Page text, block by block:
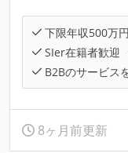
下限年収500万
SIer在籍者歓迎
B2Bのサービス
8ヶ月前更新